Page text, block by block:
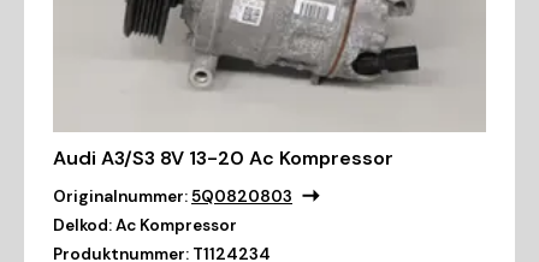
Audi A3/S3 8V 13-20 Ac Kompressor
Originalnummer:5Q0820803
Delkod:Ac Kompressor
Produktnummer: T1124234